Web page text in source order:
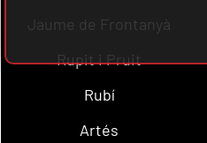
Jaume de Frontanyà
Rupit i Pruit
Rubí
Artés